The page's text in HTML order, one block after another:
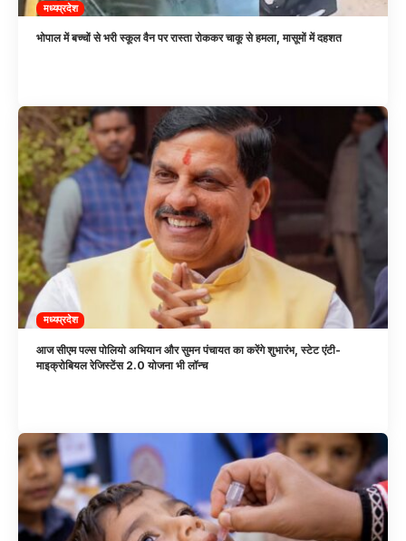
मध्यप्रदेश
भोपाल में बच्चों से भरी स्कूल वैन पर रास्ता रोककर चाकू से हमला, मासूमों में दहशत
मध्यप्रदेश
आज सीएम पल्स पोलियो अभियान और सुमन पंचायत का करेंगे शुभारंभ, स्टेट एंटी-
माइक्रोबियल रेजिस्टेंस 2.0 योजना भी लॉन्च